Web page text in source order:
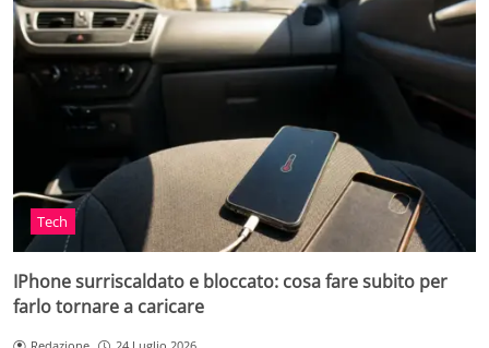
Tech
IPhone surriscaldato e bloccato: cosa fare subito per
farlo tornare a caricare